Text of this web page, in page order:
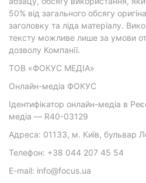
50% від загального обсягу
заголовку та ліда матеріалу.
тексту можливе лише за умови
дозволу Компанії.
ТОВ «ФОКУС МЕДІА»
Онлайн-медіа ФОКУС
Ідентифікатор онлайн-медіа в
медіа — R40-03129
Адреса: 01133, м. Київ, бульвар
Телефон: +38 044 207 45 54
E-mail: info@focus.ua